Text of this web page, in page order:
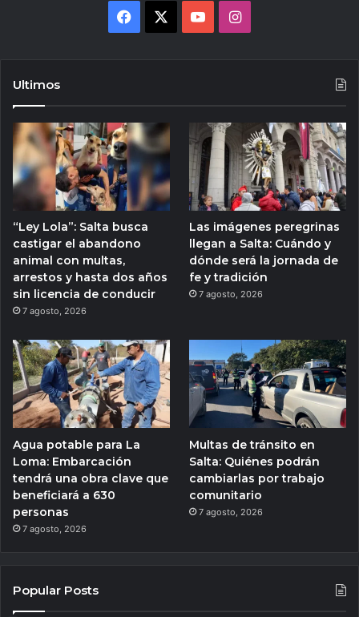
Facebook YouTubeInstagram
Ultimos
“Ley Lola”: Salta busca
castigar el abandono
animal con multas,
arrestos y hasta dos años
sin licencia de conducir
7 agosto, 2026
Las imágenes peregrinas
llegan a Salta: Cuándo y
dónde será la jornada de
fe y tradición
7 agosto, 2026
Agua potable para La
Loma: Embarcación
tendrá una obra clave que
beneficiará a 630
personas
7 agosto, 2026
Multas de tránsito en
Salta: Quiénes podrán
cambiarlas por trabajo
comunitario
7 agosto, 2026
Popular Posts